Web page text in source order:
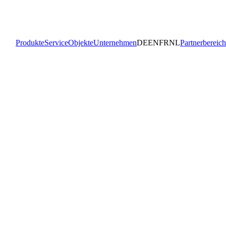
ProdukteServiceObjekteUnternehmenDEENFRNLPartnerbereich